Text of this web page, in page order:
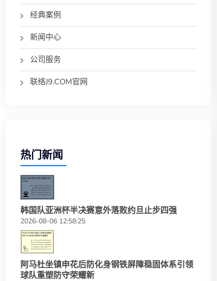
经典案例
新闻中心
公司服务
联络J9.COM官网
热门新闻
韩国队亚洲杯半决赛意外落败约旦止步四强
2026-08-06 12:58:25
阿马杜坐镇申花后防化身钢铁屏障稳固体系引领
球队重塑防守荣耀新